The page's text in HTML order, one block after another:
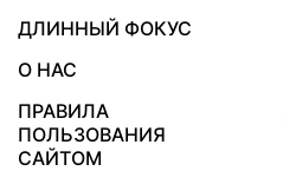
ДЛИННЫЙ ФОКУС
О НАС
ПРАВИЛА
ПОЛЬЗОВАНИЯ
САЙТОМ